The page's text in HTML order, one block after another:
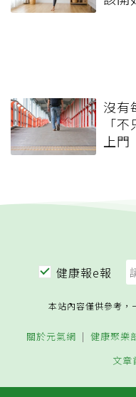
沒有
「
上門
健康報e報
本站內容僅供參考，
關於元氣網 健康聚樂
文章